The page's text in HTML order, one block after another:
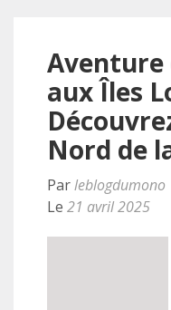
Aventure
aux Îles
Nord de
Parleblogdumono
Le 21 avril 2025